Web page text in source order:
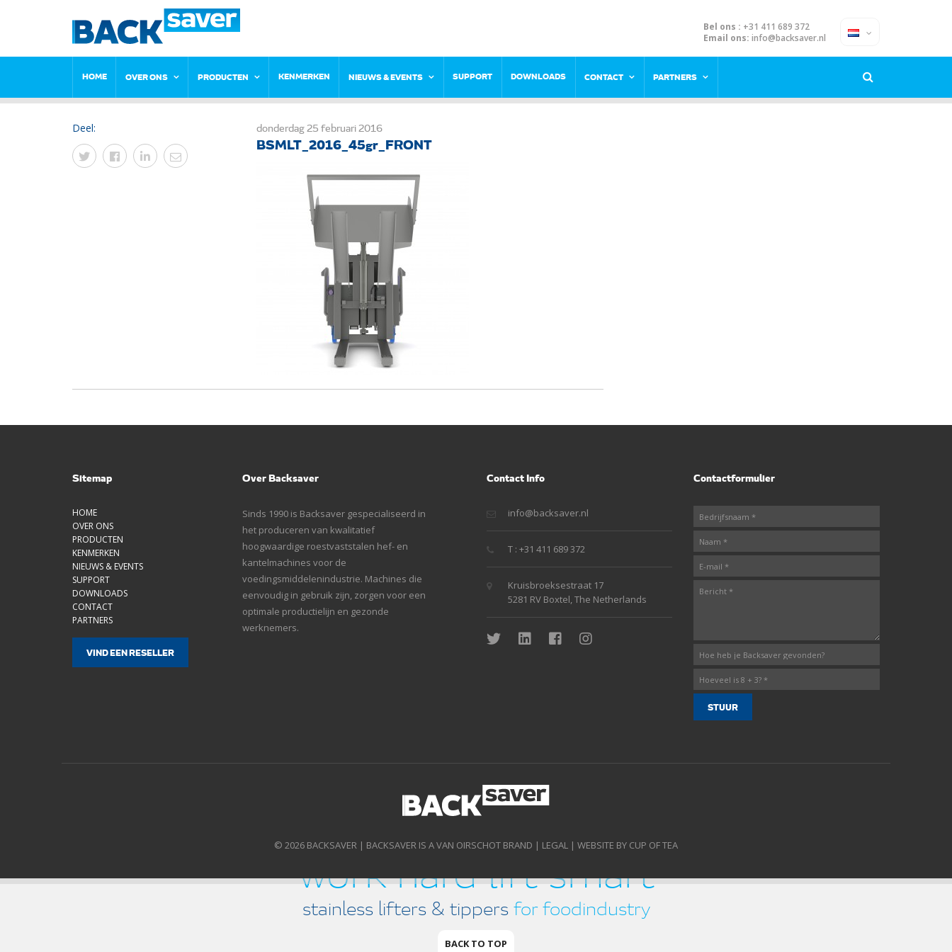
Bel ons : +31 411 689 372
Email ons: info@backsaver.nl
HOME OVER ONS PRODUCTEN KENMERKEN NIEUWS & EVENTS SUPPORT DOWNLOADS CONTACT PARTNERS
Deel: donderdag 25 februari 2016
BSMLT_2016_45gr_FRONT
Sitemap
HOME
OVER ONS
PRODUCTEN
KENMERKEN
NIEUWS & EVENTS
SUPPORT
DOWNLOADS
CONTACT
PARTNERS
VIND EEN RESELLER
Over Backsaver
Sinds 1990 is Backsaver gespecialiseerd in
het produceren van kwalitatief
hoogwaardige roestvaststalen hef- en
kantelmachines voor de
voedingsmiddelenindustrie. Machines die
eenvoudig in gebruik zijn, zorgen voor een
optimale productielijn en gezonde
werknemers.
Contact Info
info@backsaver.nl
T : +31 411 689 372
Kruisbroeksestraat 17
5281 RV Boxtel, The Netherlands
Contactformulier
© 2026 BACKSAVER | BACKSAVER IS A VAN OIRSCHOT BRAND | LEGAL | WEBSITE BY CUP OF TEA
work hard lift smart
stainless lifters & tippers for foodindustry
BACK TO TOP